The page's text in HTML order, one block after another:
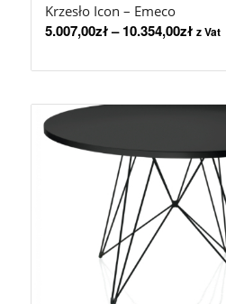
Krzesło Icon – Emeco
5.007,00zł–10.354,00zł z Vat